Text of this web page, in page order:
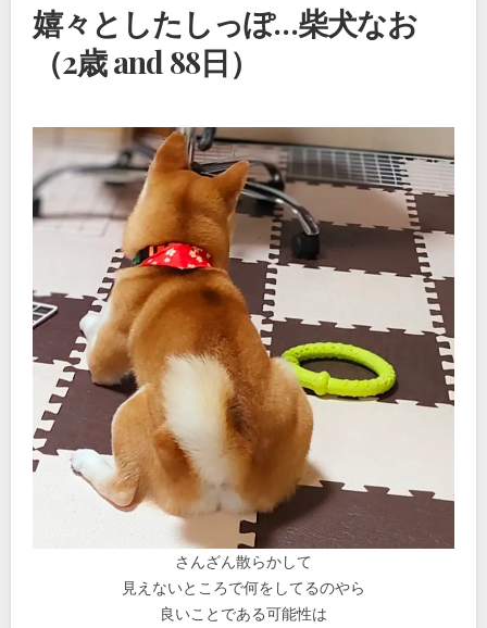
嬉々としたしっぽ…柴犬なお
（2歳 and 88日）
さんざん散らかして
見えないところで何をしてるのやら
良いことである可能性は